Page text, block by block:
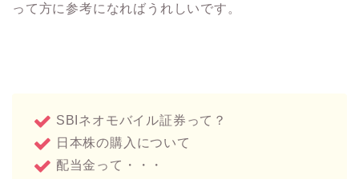
って方に参考になればうれしいです。
SBIネオモバイル証券って？
日本株の購入について
配当金って・・・